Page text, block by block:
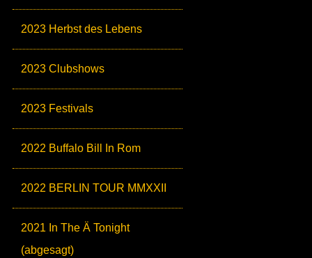
2023 Herbst des Lebens
2023 Clubshows
2023 Festivals
2022 Buffalo Bill In Rom
2022 BERLIN TOUR MMXXII
2021 In The Ä Tonight
(abgesagt)